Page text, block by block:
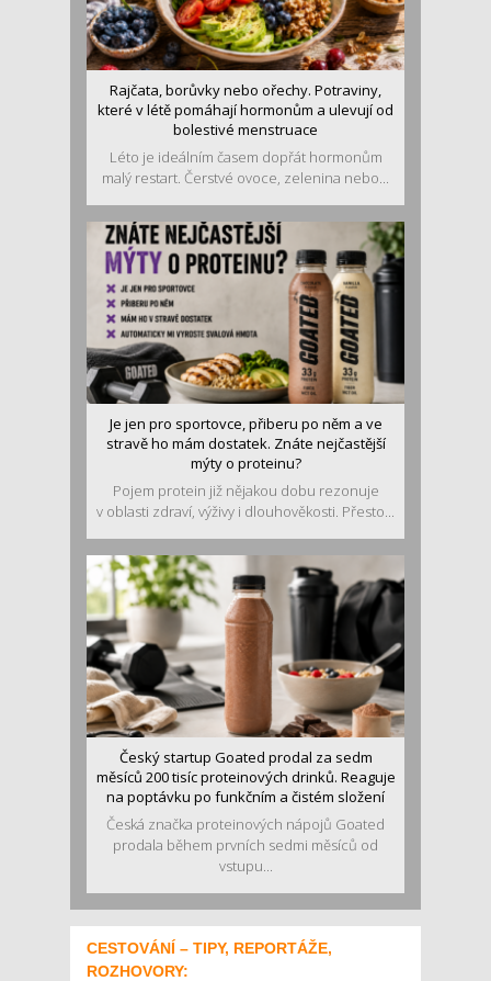
Rajčata, borůvky nebo ořechy. Potraviny,
které v létě pomáhají hormonům a ulevují od
bolestivé menstruace
Léto je ideálním časem dopřát hormonům
malý restart. Čerstvé ovoce, zelenina nebo...
Je jen pro sportovce, přiberu po něm a ve
stravě ho mám dostatek. Znáte nejčastější
mýty o proteinu?
Pojem protein již nějakou dobu rezonuje
v oblasti zdraví, výživy i dlouhověkosti. Přesto...
Český startup Goated prodal za sedm
měsíců 200 tisíc proteinových drinků. Reaguje
na poptávku po funkčním a čistém složení
Česká značka proteinových nápojů Goated
prodala během prvních sedmi měsíců od
vstupu...
CESTOVÁNÍ – TIPY, REPORTÁŽE,
ROZHOVORY: